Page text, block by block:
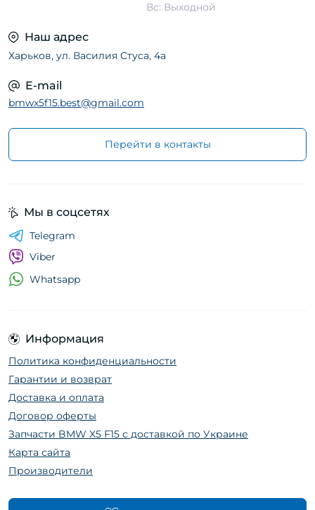
Вс: Выходной
Наш адрес
Харьков, ул. Василия Стуса, 4а
E-mail
bmwx5f15.best@gmail.com
Перейти в контакты
Информация
Политика конфиденциальности
Гарантии и возврат
Доставка и оплата
Договор оферты
Запчасти BMW X5 F15 с доставкой по Украине
Карта сайта
Производители
Мы в соцсетях
Telegram
Viber
Whatsapp